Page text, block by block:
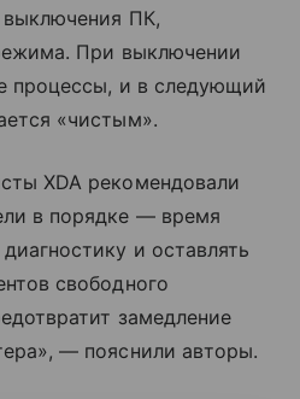
выключения ПК,
При выключении
процессы, и в следующий
«чистым».
XDA рекомендовали
в порядке — время
и оставлять
свободного
замедление
— пояснили авторы.